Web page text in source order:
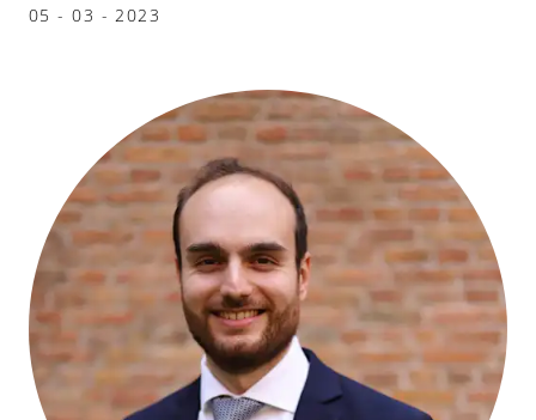
05 - 03 - 2023